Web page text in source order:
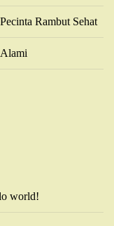
Rambut Sehat
world!